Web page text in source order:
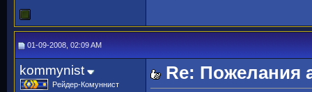
01-09-2008, 02:09 AM
kommynist
Рейдер-Комуннист
Re: Пожелания